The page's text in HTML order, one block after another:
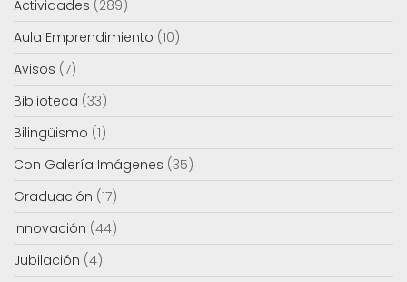
Actividades (289)
Aula Emprendimiento (10)
Avisos (7)
Biblioteca (33)
Bilingüismo (1)
Con Galería Imágenes (35)
Graduación (17)
Innovación (44)
Jubilación (4)